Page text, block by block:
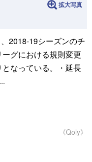
拡大写真
2018-19シーズンのチ
グにおける規則変更
なっている。・延長
《Qoly》